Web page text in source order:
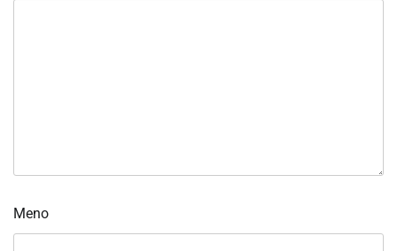
Meno